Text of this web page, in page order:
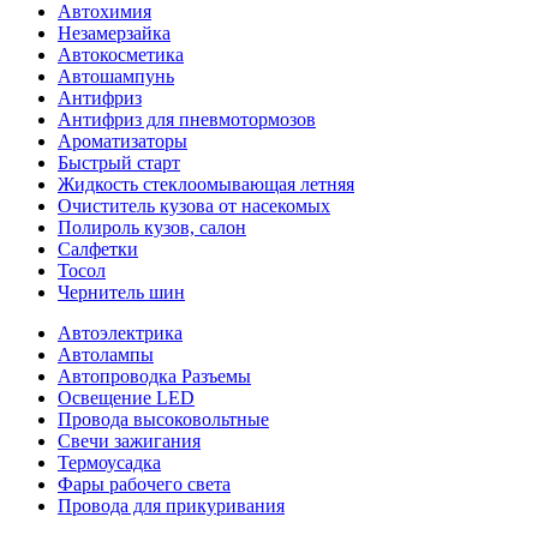
Автохимия
Незамерзайка
Автокосметика
Автошампунь
Антифриз
Антифриз для пневмотормозов
Ароматизаторы
Быстрый старт
Жидкость стеклоомывающая летняя
Очиститель кузова от насекомых
Полироль кузов, салон
Салфетки
Тосол
Чернитель шин
Автоэлектрика
Автолампы
Автопроводка Разъемы
Освещение LED
Провода высоковольтные
Свечи зажигания
Термоусадка
Фары рабочего света
Провода для прикуривания